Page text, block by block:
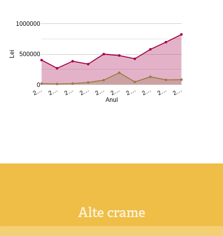
2… 2… 2… 2… 2… 2… 2… 2… 2… 2…
0
500000
1000000
Anul
Lei
Alte crame